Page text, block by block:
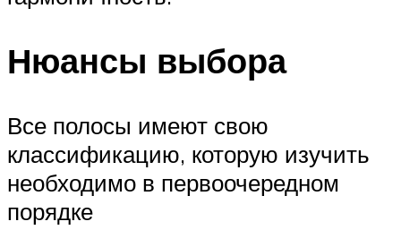
Нюансы выбора
Все полосы имеют свою
классификацию, которую изучить
необходимо в первоочередном
порядке